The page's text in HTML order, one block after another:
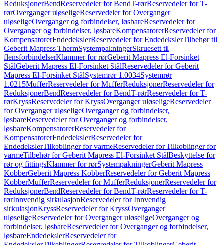
ReduksjonerBendReservedeler for BendT-rørReservedeler for T-
rørOverganger uløseligeReservedeler for Overganger
uløseligeOverganger og forbindelser, løsbareReservedeler for
Overganger og forbindelser, løsbareKompensatorerReservedeler for
KompensatorerEndedekslerReservedeler for EndedekslerTilbehør til
Geberit Mapress ThermSystempakningerSkruesett til
flensforbindelserKlammer for rørGeberit Mapress El-Forsinket
StålGeberit Mapress El-Forsinket StålReservedeler for Geberit
Mapress El-Forsinket StålSystemrør 1.0034Systemrør
1.0215MufferReservedeler for MufferReduksjonerReservedeler for
ReduksjonerBendReservedeler for BendT-rørReservedeler for T-
rørKryssReservedeler for KryssOverganger uløseligeReservedeler
for Overganger uløseligeOverganger og forbindelser,
løsbareReservedeler for Overganger og forbindelser,
løsbareKompensatorerReservedeler for
KompensatorerEndedekslerReservedeler for
EndedekslerTilkoblinger for varmeReservedeler for Tilkoblinger for
varmeTilbehør for Geberit Mapress El-Forsinket StålBeskyttelse for
rør og fittingsKlammer for rørSystempakningerGeberit Mapress
KobberGeberit Mapress KobberReservedeler for Geberit Mapress
KobberMufferReservedeler for MufferReduksjonerReservedeler for
ReduksjonerBendReservedeler for BendT-rørReservedeler for T-
rørInnvendig sirkulasjonReservedeler for Innvendig
sirkulasjonKryssReservedeler for KryssOverganger
uløseligeReservedeler for Overganger uløseligeOverganger og
forbindelser, løsbareReservedeler for Overganger og forbindelser,
løsbareEndedekslerReservedeler for